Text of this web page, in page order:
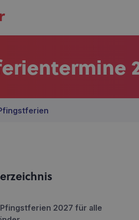
2027 für alle